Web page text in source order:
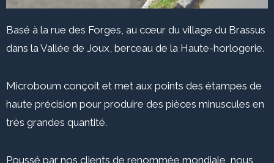
Basé à la rue des Forges, au cœur du village du Brassus
dans la Vallée de Joux, berceau de la Haute-horlogerie.
Microboum conçoit et met aux points des étampes de
haute précision pour produire des pièces minuscules en
très grandes quantité.
Poussé par nos clients de renommée mondiale, nous